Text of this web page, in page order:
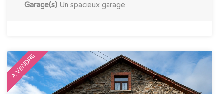
Garage(s) Un spacieux garage
A VENDRE